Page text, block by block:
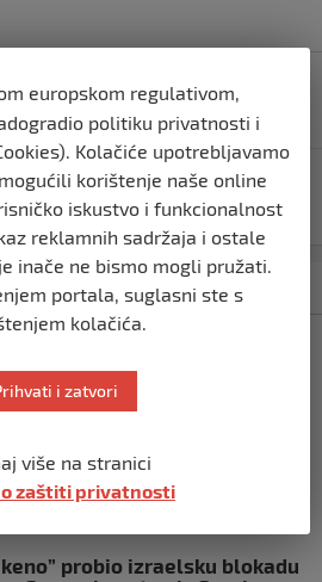
i čamca na Savi u Beogradu,
da odustane od utrke: Za
dogovoren sastanak
Najnovije Najčitanije
kapetan iz flotile za Gazu
nakon što su izraelske
probio izraelsku blokadu
europskom regulativom,
politiku privatnosti i
Kolačiće upotrebljavamo
korištenje naše online
iskustvo i funkcionalnost
reklamnih sadržaja i ostale
inače ne bismo mogli pružati.
portala, suglasni ste s
kolačića.
i zatvori
više na stranici
zaštiti privatnosti